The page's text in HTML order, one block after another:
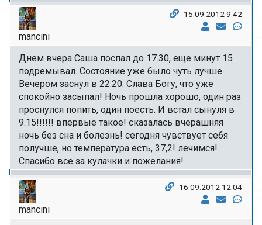
mancini
15.09.2012 9:42
Днем вчера Саша поспал до 17.30, еще минут 15
подремывал. Состояние уже было чуть лучше.
Вечером заснул в 22.20. Слава Богу, что уже
спокойно засыпал! Ночь прошла хорошо, один раз
проснулся попить, один поесть. И встал сынуля в
9.15!!!!!! впервые такое! сказалась вчерашняя
ночь без сна и болезнь! сегодня чувствует себя
получше, но температура есть, 37,2! лечимся!
Спасибо все за кулачки и пожелания!
mancini
16.09.2012 12:04